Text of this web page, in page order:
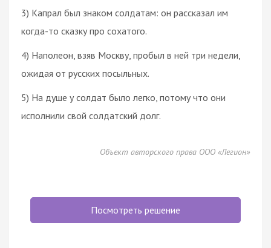
3) Капрал был знаком солдатам: он рассказал им
когда-то сказку про сохатого.
4) Наполеон, взяв Москву, пробыл в ней три недели,
ожидая от русских посыльных.
5) На душе у солдат было легко, потому что они
исполнили свой солдатский долг.
Объект авторского права ООО «Легион»
Посмотреть решение